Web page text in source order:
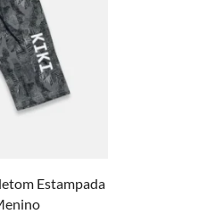
Estampada